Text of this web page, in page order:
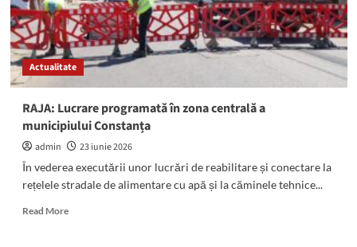
Mihaela
Rizon,
la
2
Mai:
la
descoperire
și
reper
cultural
Actualitate
RAJA: Lucrare programată în zona centrală a
municipiului Constanța
admin
23 iunie 2026
În vederea executării unor lucrări de reabilitare și conectare la
rețelele stradale de alimentare cu apă și la căminele tehnice...
Read MoreRead